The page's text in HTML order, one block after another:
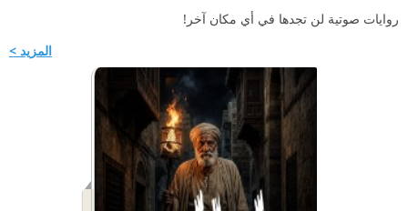
روايات صوتية لن تجدها في أي مكان آخر!
المزيد >